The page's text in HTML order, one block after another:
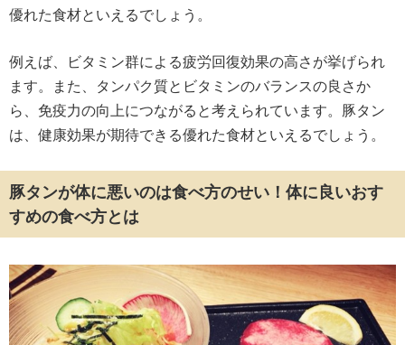
優れた食材といえるでしょう。
例えば、ビタミン群による疲労回復効果の高さが挙げられ
ます。また、タンパク質とビタミンのバランスの良さか
ら、免疫力の向上につながると考えられています。豚タン
は、健康効果が期待できる優れた食材といえるでしょう。
豚タンが体に悪いのは食べ方のせい！体に良いおす
すめの食べ方とは